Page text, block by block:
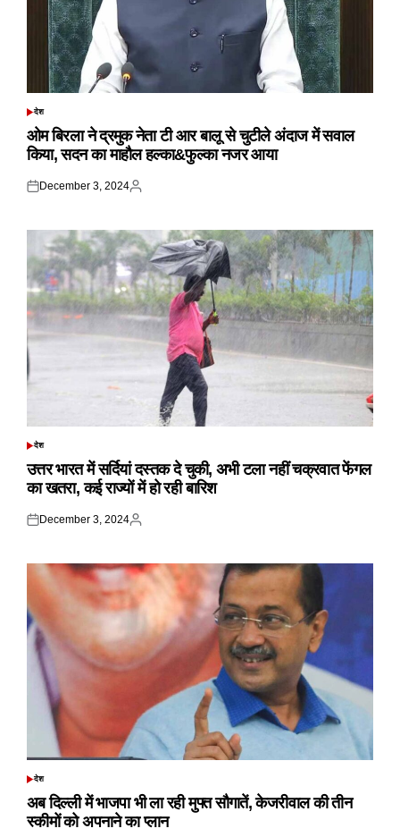
POSTED
देश
ओम बिरला ने द्रमुक नेता टी आर बालू से चुटीले अंदाज में सवाल
किया, सदन का माहौल हल्का&फुल्का नजर आया
Posted
December 3, 2024
Posted
POSTED
देश
उत्तर भारत में सर्दियां दस्तक दे चुकी, अभी टला नहीं चक्रवात फेंगल
का खतरा, कई राज्यों में हो रही बारिश
Posted
December 3, 2024
Posted
POSTED
देश
अब दिल्ली में भाजपा भी ला रही मुफ्त सौगातें, केजरीवाल की तीन
स्कीमों को अपनाने का प्लान